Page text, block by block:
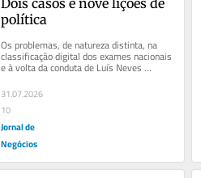
política
Os problemas, de natureza distinta, na
classificação digital dos exames nacionais
e à volta da conduta de Luís Neves
31.07.2026
10
Jornal de
Negócios